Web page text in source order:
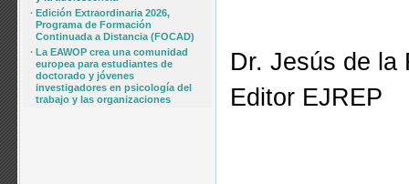
· Edición Extraordinaria 2026,
Programa de Formación
Continuada a Distancia (FOCAD)
· La EAWOP crea una comunidad
europea para estudiantes de
doctorado y jóvenes
investigadores en psicología del
trabajo y las organizaciones
Dr. Jesús de la
Editor EJREP